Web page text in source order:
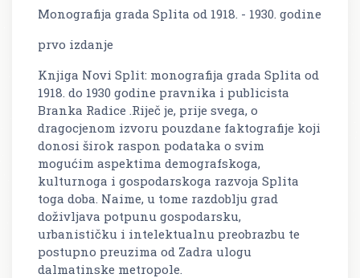
Monografija grada Splita od 1918. - 1930. godine
prvo izdanje
Knjiga Novi Split: monografija grada Splita od
1918. do 1930 godine pravnika i publicista
Branka Radice .Riječ je, prije svega, o
dragocjenom izvoru pouzdane faktografije koji
donosi širok raspon podataka o svim
mogućim aspektima demografskoga,
kulturnoga i gospodarskoga razvoja Splita
toga doba. Naime, u tome razdoblju grad
doživljava potpunu gospodarsku,
urbanističku i intelektualnu preobrazbu te
postupno preuzima od Zadra ulogu
dalmatinske metropole.